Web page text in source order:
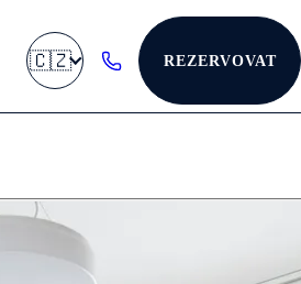
🇨🇿 REZERVOVAT